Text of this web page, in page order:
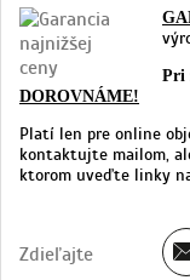
Pri
DOROVNÁME!
Platí len pre online
kontaktujte mailom,
ktorom uveďte linky
Zdieľajte